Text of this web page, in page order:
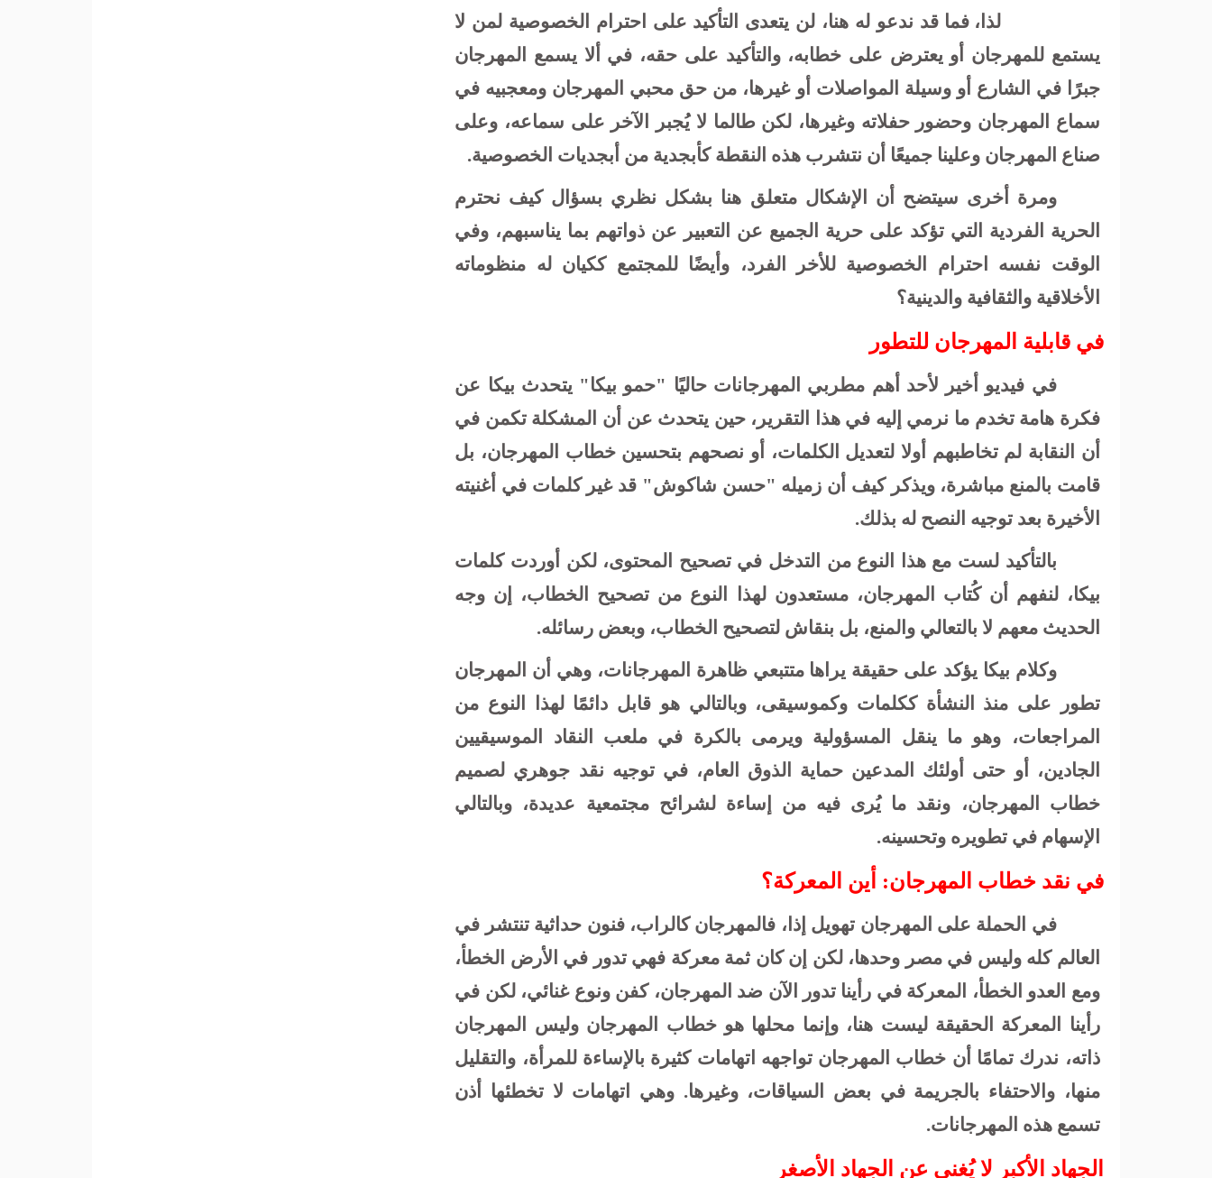
لذا، فما قد ندعو له هنا، لن يتعدى التأكيد على احترام الخصوصية لمن لا
يستمع للمهرجان أو يعترض على خطابه، والتأكيد على حقه، في ألا يسمع المهرجان
جبرًا في الشارع أو وسيلة المواصلات أو غيرها، من حق محبي المهرجان ومعجبيه في
سماع المهرجان وحضور حفلاته وغيرها، لكن طالما لا يُجبر الآخر على سماعه، وعلى
صناع المهرجان وعلينا جميعًا أن نتشرب هذه النقطة كأبجدية من أبجديات الخصوصية.
ومرة أخرى سيتضح أن الإشكال متعلق هنا بشكل نظري بسؤال كيف نحترم
الحرية الفردية التي تؤكد على حرية الجميع عن التعبير عن ذواتهم بما يناسبهم، وفي
الوقت نفسه احترام الخصوصية للأخر الفرد، وأيضًا للمجتمع ككيان له منظوماته
الأخلاقية والثقافية والدينية؟
في قابلية المهرجان للتطور
في فيديو أخير لأحد أهم مطربي المهرجانات حاليًا "حمو بيكا" يتحدث بيكا عن
فكرة هامة تخدم ما نرمي إليه في هذا التقرير، حين يتحدث عن أن المشكلة تكمن في
أن النقابة لم تخاطبهم أولا لتعديل الكلمات، أو نصحهم بتحسين خطاب المهرجان، بل
قامت بالمنع مباشرة، ويذكر كيف أن زميله "حسن شاكوش" قد غير كلمات في أغنيته
الأخيرة بعد توجيه النصح له بذلك.
بالتأكيد لست مع هذا النوع من التدخل في تصحيح المحتوى، لكن أوردت كلمات
بيكا، لنفهم أن كُتاب المهرجان، مستعدون لهذا النوع من تصحيح الخطاب، إن وجه
الحديث معهم لا بالتعالي والمنع، بل بنقاش لتصحيح الخطاب، وبعض رسائله.
وكلام بيكا يؤكد على حقيقة يراها متتبعي ظاهرة المهرجانات، وهي أن المهرجان
تطور على منذ النشأة ككلمات وكموسيقى، وبالتالي هو قابل دائمًا لهذا النوع من
المراجعات، وهو ما ينقل المسؤولية ويرمى بالكرة في ملعب النقاد الموسيقيين
الجادين، أو حتى أولئك المدعين حماية الذوق العام، في توجيه نقد جوهري لصميم
خطاب المهرجان، ونقد ما يُرى فيه من إساءة لشرائح مجتمعية عديدة، وبالتالي
الإسهام في تطويره وتحسينه.
في نقد خطاب المهرجان: أين المعركة؟
في الحملة على المهرجان تهويل إذا، فالمهرجان كالراب، فنون حداثية تنتشر في
العالم كله وليس في مصر وحدها، لكن إن كان ثمة معركة فهي تدور في الأرض الخطأ،
ومع العدو الخطأ، المعركة في رأينا تدور الآن ضد المهرجان، كفن ونوع غنائي، لكن في
رأينا المعركة الحقيقة ليست هنا، وإنما محلها هو خطاب المهرجان وليس المهرجان
ذاته، ندرك تمامًا أن خطاب المهرجان تواجهه اتهامات كثيرة بالإساءة للمرأة، والتقليل
منها، والاحتفاء بالجريمة في بعض السياقات، وغيرها. وهي اتهامات لا تخطئها أذن
تسمع هذه المهرجانات.
الجهاد الأكبر لا يُغني عن الجهاد الأصغر